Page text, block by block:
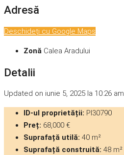
Adresă
Deschideți cu Google Maps
Zonă Calea Aradului
Detalii
Updated on iunie 5, 2025 la 10:26 am
ID-ul proprietății: PI30790
Preț: 68,000 €
Suprafață utilă: 40 m²
Suprafață construită: 48 m²